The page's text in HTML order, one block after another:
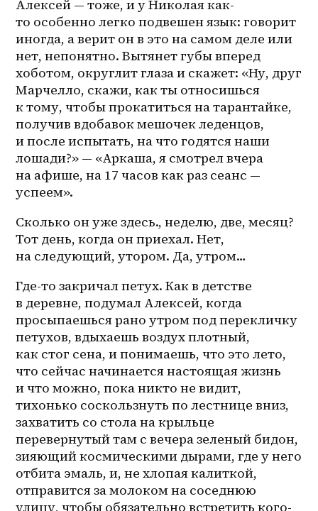
Алексей — тоже, и у Николая как-
то особенно легко подвешен язык: говорит
иногда, а верит он в это на самом деле или
нет, непонятно. Вытянет губы вперед
хоботом, округлит глаза и скажет: «Ну, друг
Марчелло, скажи, как ты относишься
к тому, чтобы прокатиться на тарантайке,
получив вдобавок мешочек леденцов,
и после испытать, на что годятся наши
лошади?» — «Аркаша, я смотрел вчера
на афише, на 17 часов как раз сеанс —
успеем».
Сколько он уже здесь., неделю, две, месяц?
Тот день, когда он приехал. Нет,
на следующий, утором. Да, утром…
Где-то закричал петух. Как в детстве
в деревне, подумал Алексей, когда
просыпаешься рано утром под перекличку
петухов, вдыхаешь воздух плотный,
как стог сена, и понимаешь, что это лето,
что сейчас начинается настоящая жизнь
и что можно, пока никто не видит,
тихонько соскользнуть по лестнице вниз,
захватить со стола на крыльце
перевернутый там с вечера зеленый бидон,
зияющий космическими дырами, где у него
отбита эмаль, и, не хлопая калиткой,
отправится за молоком на соседнюю
улицу, чтобы обязательно встретить кого-